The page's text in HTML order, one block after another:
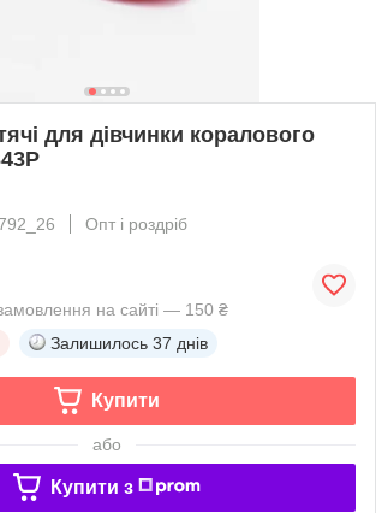
для дівчинки коралового
Опт і роздріб
на сайті — 150 ₴
Залишилось 37 днів
Купити
або
Купити з